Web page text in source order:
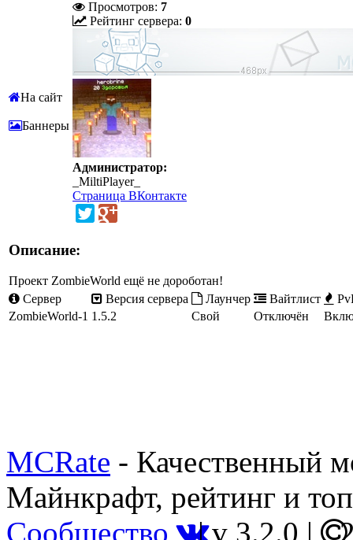
На сайт
Баннеры
Просмотров: 7
Рейтинг сервера: 0
Администратор:
_MiltiPlayer_
Страница ВКонтакте
Описание:
Проект ZombieWorld ещё не дороботан!
Сервер
Версия сервера Лаунчер Вайтлист
ZombieWorld-1 1.5.2 Свой Отключён
MCRate - Качественный
Майнкрафт, рейтинг и
Сообщество |v 3.2.0 |